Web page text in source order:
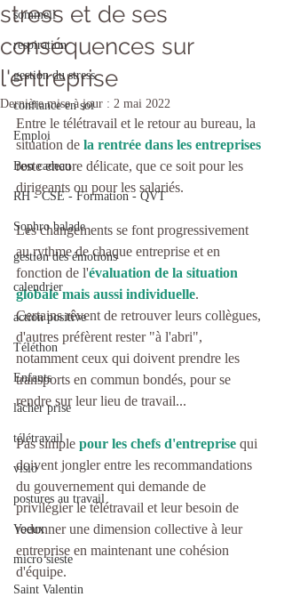
sommeil
respiration
gestion du stress
confiance en soi
Emploi
Bon cadeau
RH - CSE - Formation - QVT
Sophro balade
gestion des émotions
calendrier
action positive
Téléthon
Enfants
lâcher prise
télétravail
visio
postures au travail
Voeux
micro sieste
Saint Valentin
stress et de ses
conséquences sur
l'entreprise
Dernière mise à jour : 2 mai 2022
Entre le télétravail et le retour au bureau, la
situation de la rentrée dans les entreprises
reste encore délicate, que ce soit pour les
dirigeants ou pour les salariés.
Les changements se font progressivement
au rythme de chaque entreprise et en
fonction de l'évaluation de la situation
globale mais aussi individuelle.
Certains rêvent de retrouver leurs collègues,
d'autres préfèrent rester "à l'abri",
notamment ceux qui doivent prendre les
transports en commun bondés, pour se
rendre sur leur lieu de travail...
Pas simple pour les chefs d'entreprise qui
doivent jongler entre les recommandations
du gouvernement qui demande de
privilégier le télétravail et leur besoin de
redonner une dimension collective à leur
entreprise en maintenant une cohésion
d'équipe.